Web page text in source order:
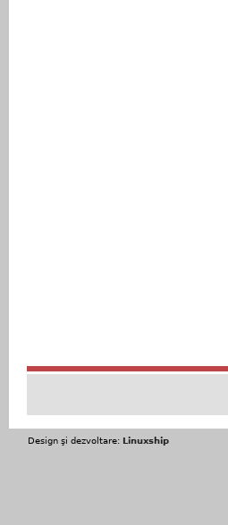
Design şi dezvoltare: Linuxship